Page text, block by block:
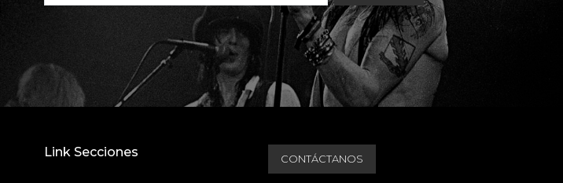
Link Secciones CONTÁCTANOS